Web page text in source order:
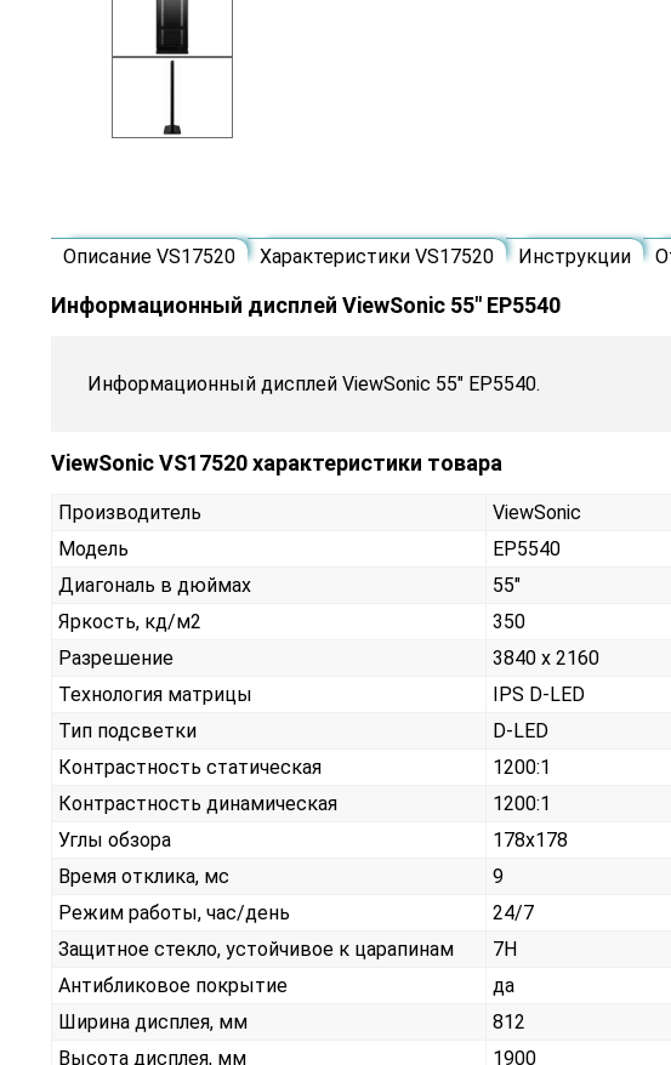
Описание VS17520 Характеристики VS17520 Инструкции
Информационный дисплей ViewSonic 55" EP5540
Информационный дисплей ViewSonic 55" EP5540.
ViewSonic VS17520 характеристики товара
Производитель
ViewSonic
Модель
EP5540
Диагональ в дюймах
55"
Яркость, кд/м2
350
Разрешение
3840 x 2160
Технология матрицы
IPS D-LED
Тип подсветки
D-LED
Контрастность статическая
1200:1
Контрастность динамическая
1200:1
Углы обзора
178x178
Время отклика, мс
9
Режим работы, час/день
24/7
Защитное стекло, устойчивое к царапинам
7H
Антибликовое покрытие
да
Ширина дисплея, мм
812
Высота дисплея, мм
1900